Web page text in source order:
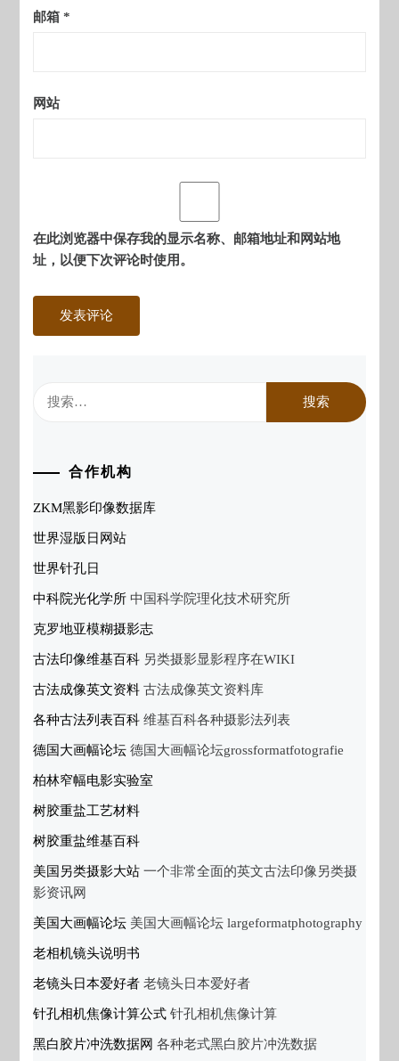
邮箱*
网站
在此浏览器中保存我的显示名称、邮箱地址和网站地
址，以便下次评论时使用。
合作机构
ZKM黑影印像数据库
世界湿版日网站
世界针孔日
中科院光化学所 中国科学院理化技术研究所
克罗地亚模糊摄影志
古法印像维基百科 另类摄影显影程序在WIKI
古法成像英文资料 古法成像英文资料库
各种古法列表百科 维基百科各种摄影法列表
德国大画幅论坛 德国大画幅论坛grossformatfotografie
柏林窄幅电影实验室
树胶重盐工艺材料
树胶重盐维基百科
美国另类摄影大站 一个非常全面的英文古法印像另类摄
影资讯网
美国大画幅论坛 美国大画幅论坛 largeformatphotography
老相机镜头说明书
老镜头日本爱好者 老镜头日本爱好者
针孔相机焦像计算公式 针孔相机焦像计算
黑白胶片冲洗数据网 各种老式黑白胶片冲洗数据